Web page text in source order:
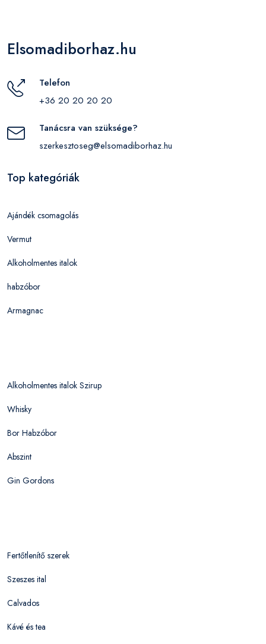
Elsomadiborhaz.hu
Telefon
+36 20 20 20 20
Tanácsra van szüksége?
szerkesztoseg@elsomadiborhaz.hu
Top kategóriák
Ajándék csomagolás
Vermut
Alkoholmentes italok
habzóbor
Armagnac
Alkoholmentes italok Szirup
Whisky
Bor Habzóbor
Abszint
Gin Gordons
Fertőtlenítő szerek
Szeszes ital
Calvados
Kávé és tea